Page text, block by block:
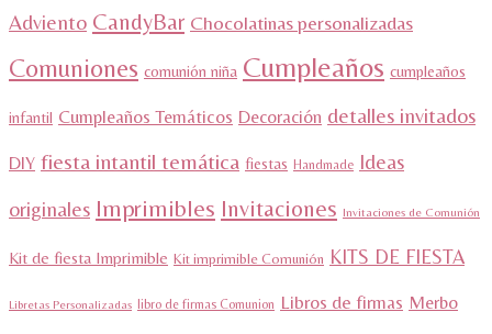
Adviento CandyBar Chocolatinas personalizadas
Comuniones comunión niña Cumpleaños cumpleaños
infantil Cumpleaños Temáticos Decoración detalles invitados
DIY fiesta intantil temática fiestas Handmade Ideas
originales Imprimibles Invitaciones Invitaciones de Comunión
Kit de fiesta Imprimible Kit imprimible Comunión KITS DE FIESTA
Libretas Personalizadas libro de firmas Comunion Libros de firmas Merbo